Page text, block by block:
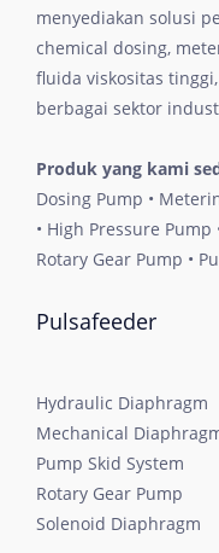
menyediakan solusi
chemical dosing,
fluida viskositas
berbagai sektor
Produk yang kami
Dosing Pump •
• High Pressure Pump
Rotary Gear Pump •
Pulsafeeder
Hydraulic Diaphragm
Mechanical
Pump Skid System
Rotary Gear Pump
Solenoid Diaphragm